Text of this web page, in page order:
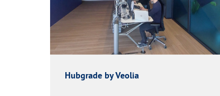
Hubgrade by Veolia